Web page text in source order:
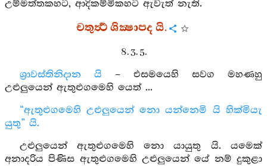
උම්මත්තකහට, ආදිකම්මිකහට ඇවැත් නැති.
චතුර්‍ත්‍ථ ශික්‍ෂාපද යි.
8. 3. 5.
ශ්‍රාවස්තිනිදාන යි – එසමයෙහි සවග මහණහු
උළුලුයෙන් ඇතුළුගමෙහි යෙත් ...
“ඇතුළුගමෙහි උළුලුයෙන් නො යන්නෙමි යි හික්මියැ
යුතු” යි.
උළුලුයෙන් ඇතුළුගමෙහි නො යායුතු යි. යමෙක්
අනාදරිය පිණිස ඇතුළුගමෙහි උළුලුයෙන් යේ නම් දුකුළා